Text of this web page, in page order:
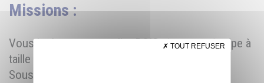
Missions :
Vous intégrerez un atelier BOIS, dans une équipe à
taille humaine.
Sous la responsabilité du chef d’équipe, votre
TOUT REFUSER